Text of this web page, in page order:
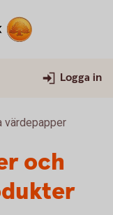
Logga in
värdepapper
och